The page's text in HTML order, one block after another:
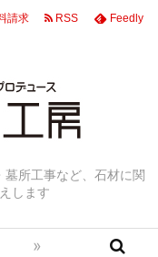
墓所工事など、石材に関
します
»
請求 RSS Feedly